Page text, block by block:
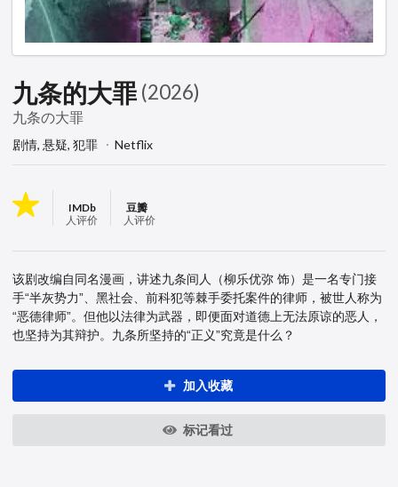
九条的大罪 (2026)
九条の大罪
剧情, 悬疑, 犯罪 Netflix
IMDb
人评价
豆瓣
人评价
该剧改编自同名漫画，讲述九条间人（柳乐优弥 饰）是一名专门接
手“半灰势力”、黑社会、前科犯等棘手委托案件的律师，被世人称为
“恶德律师”。但他以法律为武器，即便面对道德上无法原谅的恶人，
也坚持为其辩护。九条所坚持的“正义”究竟是什么？
加入收藏
标记看过